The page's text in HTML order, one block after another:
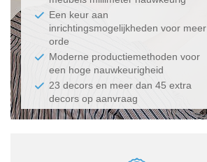
Een keur aan
inrichtingsmogelijkheden voor meer
orde
Moderne productiemethoden voor
een hoge nauwkeurigheid
23 decors en meer dan 45 extra
decors op aanvraag